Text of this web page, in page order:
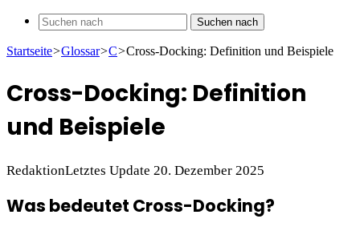
Suchen nach
Startseite>Glossar>C>Cross-Docking: Definition und Beispiele
Cross-Docking: Definition
und Beispiele
RedaktionLetztes Update 20. Dezember 2025
Was bedeutet Cross-Docking?